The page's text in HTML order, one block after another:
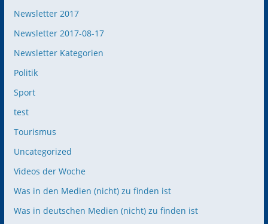
Newsletter 2017
Newsletter 2017-08-17
Newsletter Kategorien
Politik
Sport
test
Tourismus
Uncategorized
Videos der Woche
Was in den Medien (nicht) zu finden ist
Was in deutschen Medien (nicht) zu finden ist